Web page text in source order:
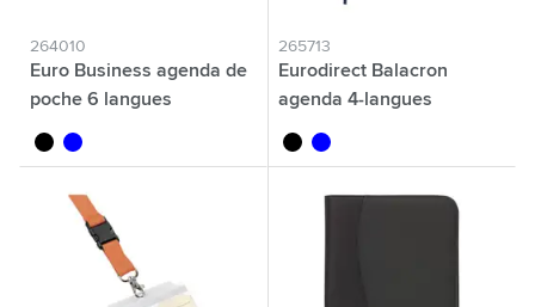
264010
Euro Business agenda de
poche 6 langues
noir bleu
265713
Eurodirect Balacron
agenda 4-langues
noir bleu